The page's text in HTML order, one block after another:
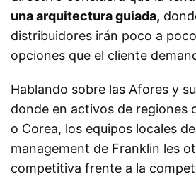
una arquitectura guiada,
distribuidores irán poco a
opciones que el cliente
Hablando sobre las Afores y
donde en activos de regiones
o Corea, los equipos locales
management de Franklin les
competitiva frente a la